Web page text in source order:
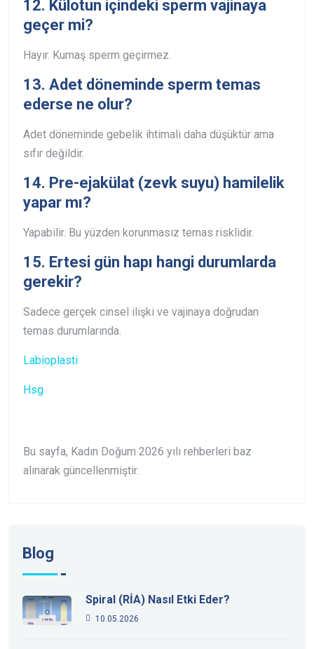
12. Külotun içindeki sperm vajinaya
geçer mi?
Hayır. Kumaş sperm geçirmez.
13. Adet döneminde sperm temas
ederse ne olur?
Adet döneminde gebelik ihtimali daha düşüktür ama
sıfır değildir.
14. Pre-ejakülat (zevk suyu) hamilelik
yapar mı?
Yapabilir. Bu yüzden korunmasız temas risklidir.
15. Ertesi gün hapı hangi durumlarda
gerekir?
Sadece gerçek cinsel ilişki ve vajinaya doğrudan
temas durumlarında.
Labioplasti
Hsg
Bu sayfa, Kadın Doğum 2026 yılı rehberleri baz
alınarak güncellenmiştir.
Blog
Spiral (RİA) Nasıl Etki Eder?
10.05.2026